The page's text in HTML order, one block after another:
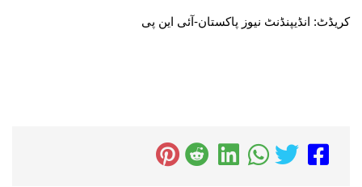
کریڈٹ: انڈیپنڈنٹ نیوز پاکستان-آئی این پی